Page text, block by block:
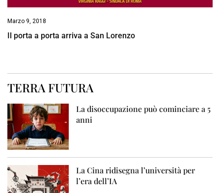
Marzo 9, 2018
Il porta a porta arriva a San Lorenzo
TERRA FUTURA
La disoccupazione può cominciare a 5
anni
La Cina ridisegna l’università per
l’era dell’IA